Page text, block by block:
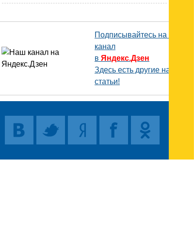
Подписывайтесь на наш
канал
в Яндекс.Дзен
Здесь есть другие наши
статьи!